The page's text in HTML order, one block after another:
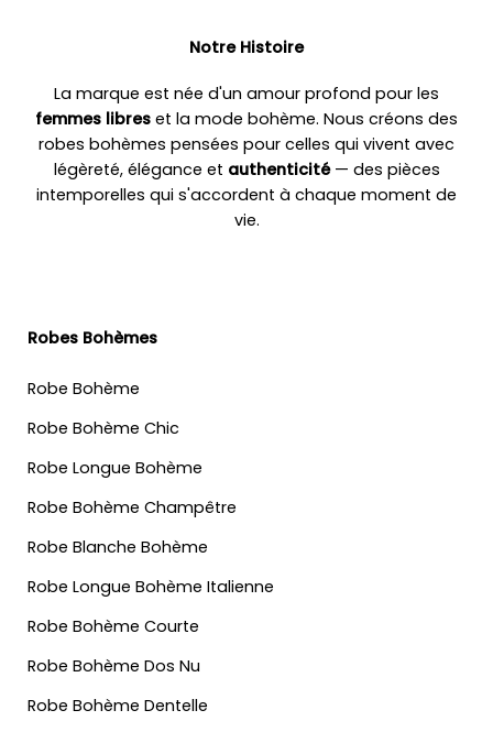
Notre Histoire
La marque est née d'un amour profond pour les
femmes libres et la mode bohème. Nous créons des
robes bohèmes pensées pour celles qui vivent avec
légèreté, élégance et authenticité— des pièces
intemporelles qui s'accordent à chaque moment de
vie.
Robes Bohèmes
Robe Bohème
Robe Bohème Chic
Robe Longue Bohème
Robe Bohème Champêtre
Robe Blanche Bohème
Robe Longue Bohème Italienne
Robe Bohème Courte
Robe Bohème Dos Nu
Robe Bohème Dentelle